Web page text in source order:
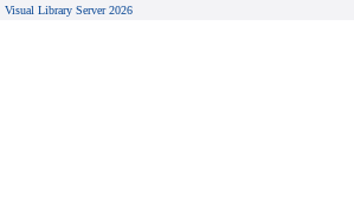
Visual Library Server 2026